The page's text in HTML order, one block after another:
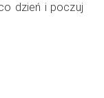
dzień i poczuj